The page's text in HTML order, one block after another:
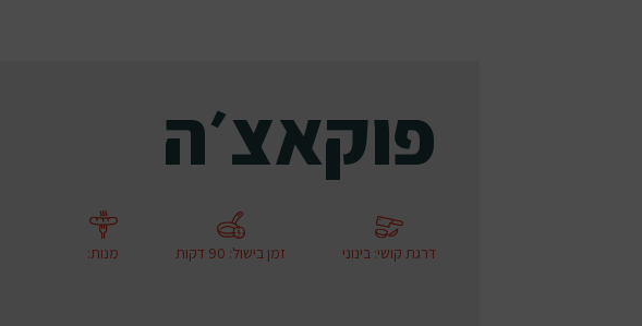
פוקאצ׳ה
דרגת קושי: בינוני זמן בישול: 90 דקות מנות: